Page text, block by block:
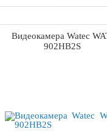
Видеокамера Watec
902HB2S